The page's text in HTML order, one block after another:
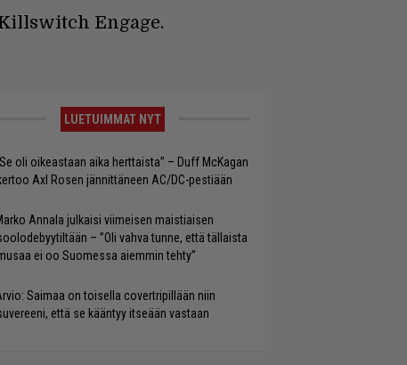
Engage.
LUETUIMMAT NYT
oli oikeastaan aika herttaista” – Duff McKagan
Axl Rosen jännittäneen AC/DC-pestiään
Annala julkaisi viimeisen maistiaisen
– ”Oli vahva tunne, että tällaista
ei oo Suomessa aiemmin tehty”
Saimaa on toisella covertripillään niin
että se kääntyy itseään vastaan